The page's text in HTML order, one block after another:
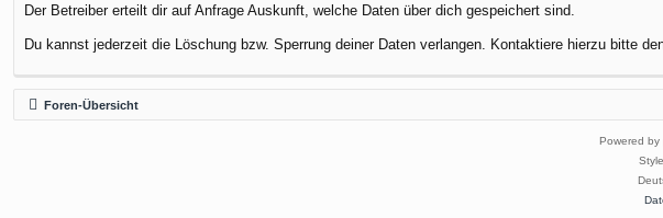
Der Betreiber erteilt dir auf Anfrage Auskunft, welche Daten über dich gespeichert sind.
Du kannst jederzeit die Löschung bzw. Sperrung deiner Daten verlangen. Kontaktiere hierzu bitte
Foren-Übersicht
Powered by